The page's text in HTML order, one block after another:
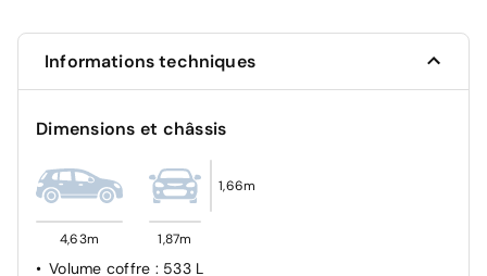
City + Inter Urbain + Piéton)
Alerte d'oubli de ceinture de sécurité
Commutation automatique des feux de
Avertisseur de franchissement de ligne
Détecteur d'angles morts
Airbag frontal conducteur et passager
Informations techniques
Dimensions et châssis
4,63m 1,87m
1,66m
Volume coffre : 533 L